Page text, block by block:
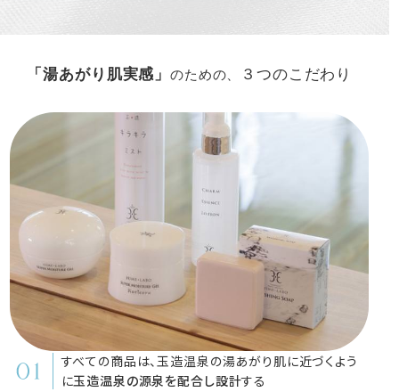
「湯あがり肌実感」のための、 ３つのこだわり
すべての商品は、玉造温泉の湯あがり肌に近づくよう
に玉造温泉の源泉を配合し設計する